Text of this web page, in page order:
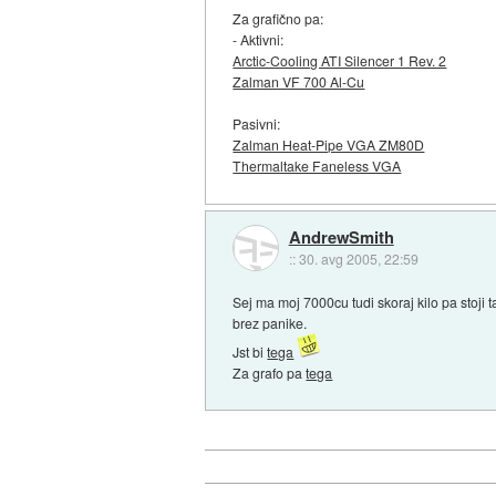
Za grafično pa:
- Aktivni:
Arctic-Cooling ATI Silencer 1 Rev. 2
Zalman VF 700 Al-Cu
Pasivni:
Zalman Heat-Pipe VGA ZM80D
Thermaltake Faneless VGA
AndrewSmith
::30. avg 2005, 22:59
Sej ma moj 7000cu tudi skoraj kilo pa stoji
brez panike.
Jst bitega
Za grafo patega